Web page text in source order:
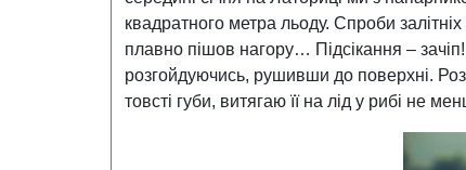
квадратного метра льоду. Спроби
плавно пішов нагору… Підсікання –
розгойдуючись, рушивши до поверхні.
товсті губи, витягаю її на лід у рибі не